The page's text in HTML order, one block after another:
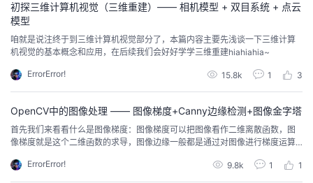
初探三维计算机视觉（三维重建）—— 相机模型 + 双目系统 + 点云
模型
咱就是说注终于到三维计算机视觉部分了，本篇内容主要先浅谈一下三维计算
机视觉的基本概念和应用，在后续我们会好好学学三维重建hiahiahia~
ErrorError! 15.8k 1 3
OpenCV中的图像处理 —— 图像梯度+Canny边缘检测+图像金字塔
首先我们来看看什么是图像梯度：图像梯度可以把图像看作二维离散函数，图
像梯度就是这个二维函数的求导，图像边缘一般都是通过对图像进行梯度运算
ErrorError!
9.8k 1 1